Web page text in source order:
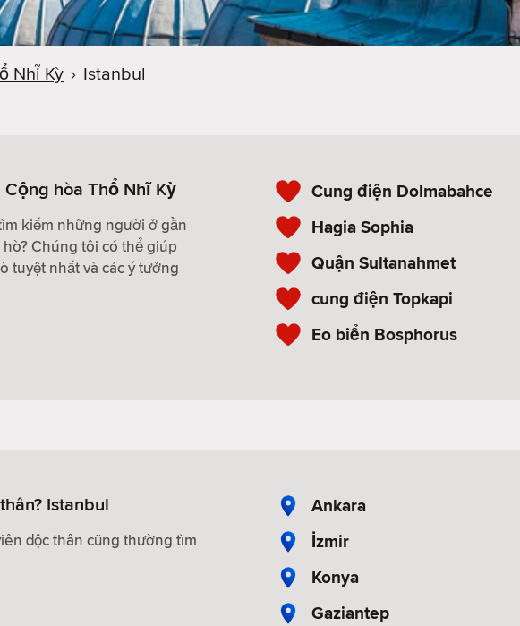
Nhĩ Kỳ › Istanbul
hòa Thổ Nhĩ Kỳ
kiếm những người ở gần
Chúng tôi có thể giúp
tuyệt nhất và các ý tưởng
Cung điện Dolmabahce
Hagia Sophia
Quận Sultanahmet
cung điện Topkapi
Eo biển Bosphorus
Istanbul
độc thân cũng thường tìm
Ankara
İzmir
Konya
Gaziantep